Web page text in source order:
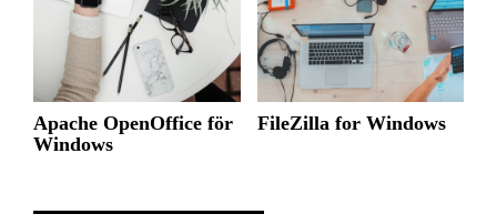
Apache OpenOffice för
Windows
FileZilla for Windows